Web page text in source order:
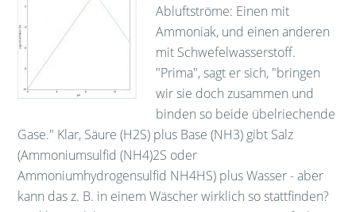
Abluftströme: Einen mit
Ammoniak, und einen anderen
mit Schwefelwasserstoff.
"Prima", sagt er sich, "bringen
wir sie doch zusammen und
binden so beide übelriechende
Gase." Klar, Säure (H2S) plus Base (NH3) gibt Salz
(Ammoniumsulfid (NH4)2S oder
Ammoniumhydrogensulfid NH4HS) plus Wasser - aber
kann das z. B. in einem Wäscher wirklich so stattfinden?